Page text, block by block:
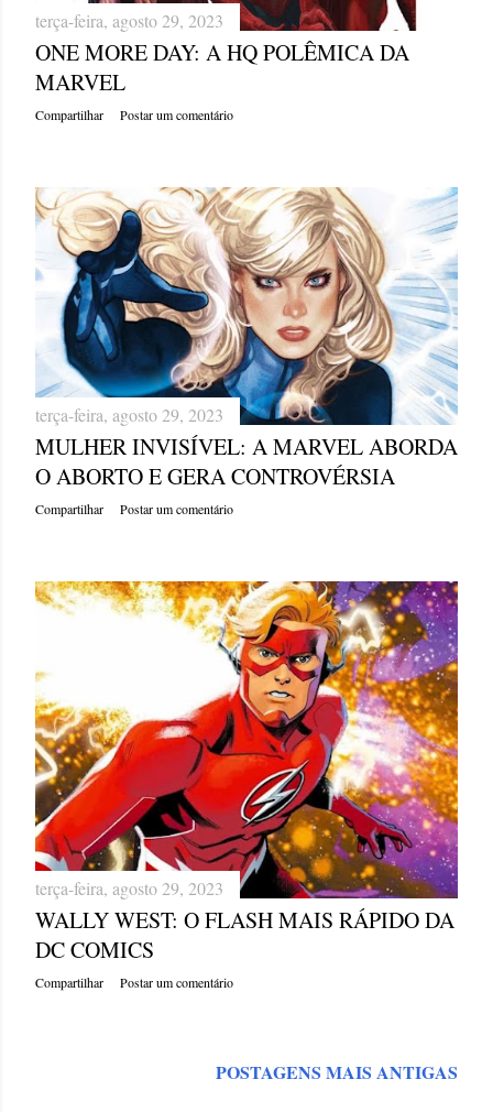
terça-feira, agosto 29, 2023
ONE MORE DAY: A HQ POLÊMICA DA
MARVEL
Compartilhar Postar um comentário
terça-feira, agosto 29, 2023
MULHER INVISÍVEL: A MARVEL ABORDA
O ABORTO E GERA CONTROVÉRSIA
Compartilhar Postar um comentário
terça-feira, agosto 29, 2023
WALLY WEST: O FLASH MAIS RÁPIDO DA
DC COMICS
Compartilhar Postar um comentário
POSTAGENS MAIS ANTIGAS